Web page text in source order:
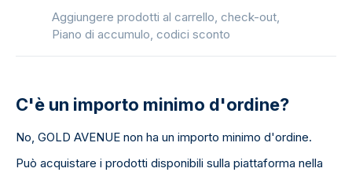
Aggiungere prodotti al carrello, check-out,
Piano di accumulo, codici sconto
C'è un importo minimo d'ordine?
No, GOLD AVENUE non ha un importo minimo d'ordine.
Può acquistare i prodotti disponibili sulla piattaforma nella